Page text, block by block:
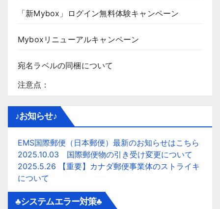
「新Mybox」ログイン無料体験キャンペーン
Myboxリニューアルキャンペーン
宛名ラベルの同梱について
注意点：
♪お知らせ♪
EMS国際郵便（日本郵便）最新のお知らせはこちら
2025.10.03 国際郵便物の引き受け変更について
2025.5.26 【重要】カナダ郵便事業体のストライキ
について
♣システムエラー対策♣